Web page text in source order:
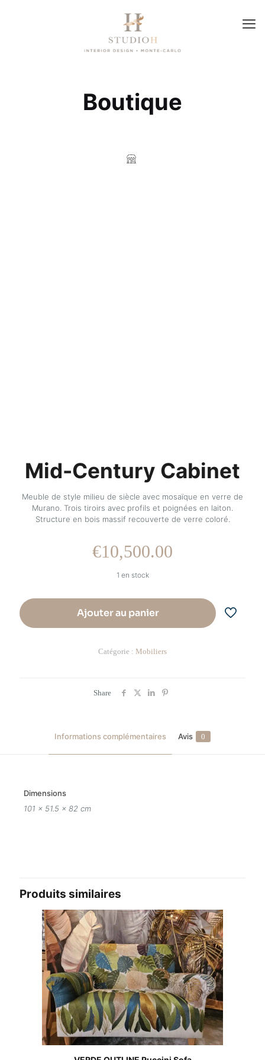
Boutique
Mid-Century Cabinet
Meuble de style milieu de siècle avec mosaïque en verre de
Murano. Trois tiroirs avec profils et poignées en laiton.
Structure en bois massif recouverte de verre coloré.
€10,500.00
1 en stock
Ajouter au panier
Catégorie : Mobiliers
Share
Informations complémentaires Avis 0
Dimensions
101 × 51.5 × 82 cm
“Mid-Century Cabinet”
Votre adresse e-mail ne sera pas publiée. Les champs obligatoires sont
indiqués avec*
Votre note*
Produits similaires